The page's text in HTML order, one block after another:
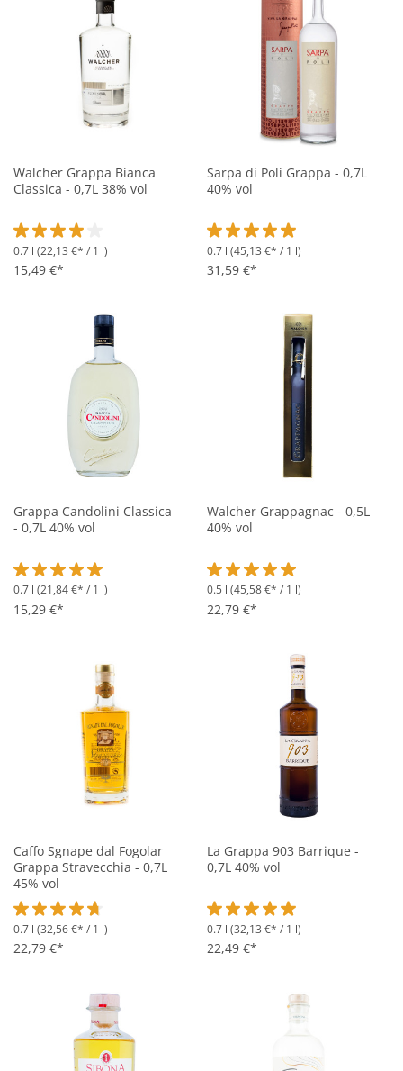
Walcher Grappa Bianca
Classica - 0,7L 38% vol
Durchschnittliche Bewertung von 4 von 5 Sternen
0.7 l (22,13 €* / 1 l)
15,49 €*
Sarpa di Poli Grappa - 0,7L
40% vol
Durchschnittliche Bewertung
0.7 l (45,13 €* / 1 l)
31,59 €*
Grappa Candolini Classica
- 0,7L 40% vol
Durchschnittliche Bewertung von 5 von 5 Sternen
0.7 l (21,84 €* / 1 l)
15,29 €*
Walcher Grappagnac - 0,5L
40% vol
Durchschnittliche Bewertung
0.5 l (45,58 €* / 1 l)
22,79 €*
Caffo Sgnape dal Fogolar
Grappa Stravecchia - 0,7L
45% vol
Durchschnittliche Bewertung von 4.8 von 5 Sternen
0.7 l (32,56 €* / 1 l)
22,79 €*
La Grappa 903 Barrique -
0,7L 40% vol
Durchschnittliche Bewertung
0.7 l (32,13 €* / 1 l)
22,49 €*